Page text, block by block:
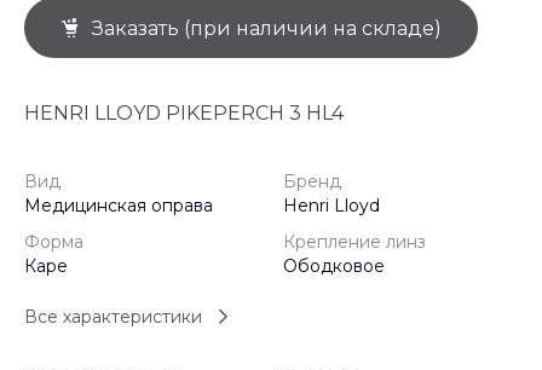
Заказать (при наличии на складе)
HENRI LLOYD PIKEPERCH 3 HL4
Вид
Медицинская оправа
Бренд
Henri Lloyd
Форма
Каре
Крепление линз
Ободковое
Все характеристики